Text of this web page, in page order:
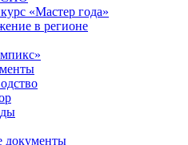
«Мастер года»
в регионе
документы